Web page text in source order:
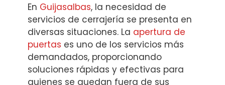
En Guijasalbas, la necesidad de
servicios de cerrajería se presenta en
diversas situaciones. La apertura de
puertas es uno de los servicios más
demandados, proporcionando
soluciones rápidas y efectivas para
quienes se quedan fuera de sus